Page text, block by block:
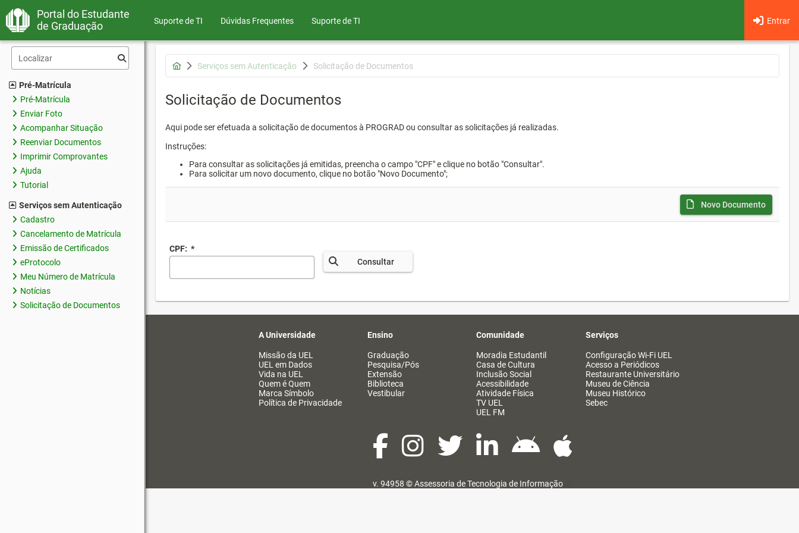
Portal do Estudante
de Graduação
Suporte de TI Dúvidas Frequentes Entrar
Suporte de TI
Pré-Matrícula
Pré-Matrícula
Enviar Foto
Acompanhar Situação
Reenviar Documentos
Imprimir Comprovantes
Ajuda
Tutorial
Serviços sem Autenticação
Cadastro
Cancelamento de Matrícula
Emissão de Certificados
eProtocolo
Meu Número de Matrícula
Notícias
Solicitação de Documentos
Serviços sem Autenticação Solicitação de Documentos
Solicitação de Documentos
Aqui pode ser efetuada a solicitação de documentos à PROGRAD ou consultar as solicitações já realizadas.
Instruções:
Para consultar as solicitações já emitidas, preencha o campo "CPF" e clique no botão "Consultar".
Para solicitar um novo documento, clique no botão "Novo Documento";
Novo Documento
CPF: *
Consultar
A Universidade
Missão da UEL
UEL em Dados
Vida na UEL
Quem é Quem
Marca Símbolo
Política de Privacidade
Ensino
Graduação
Pesquisa/Pós
Extensão
Biblioteca
Vestibular
Comunidade
Moradia Estudantil
Casa de Cultura
Inclusão Social
Acessibilidade
Atividade Física
TV UEL
UEL FM
Serviços
Configuração Wi-Fi UEL
Acesso a Periódicos
Restaurante Universitário
Museu de Ciência
Museu Histórico
Sebec
v. 94958 ©Assessoria de Tecnologia de Informação